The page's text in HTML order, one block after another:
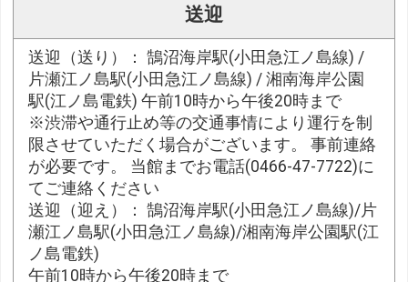
送迎
送迎（送り）： 鵠沼海岸駅(小田急江ノ島線) /
片瀬江ノ島駅(小田急江ノ島線) / 湘南海岸公園
駅(江ノ島電鉄) 午前10時から午後20時まで
※渋滞や通行止め等の交通事情により運行を制
限させていただく場合がございます。 事前連絡
が必要です。 当館までお電話(0466-47-7722)に
てご連絡ください
送迎（迎え）： 鵠沼海岸駅(小田急江ノ島線)/片
瀬江ノ島駅(小田急江ノ島線)/湘南海岸公園駅(江
ノ島電鉄)
午前10時から午後20時まで